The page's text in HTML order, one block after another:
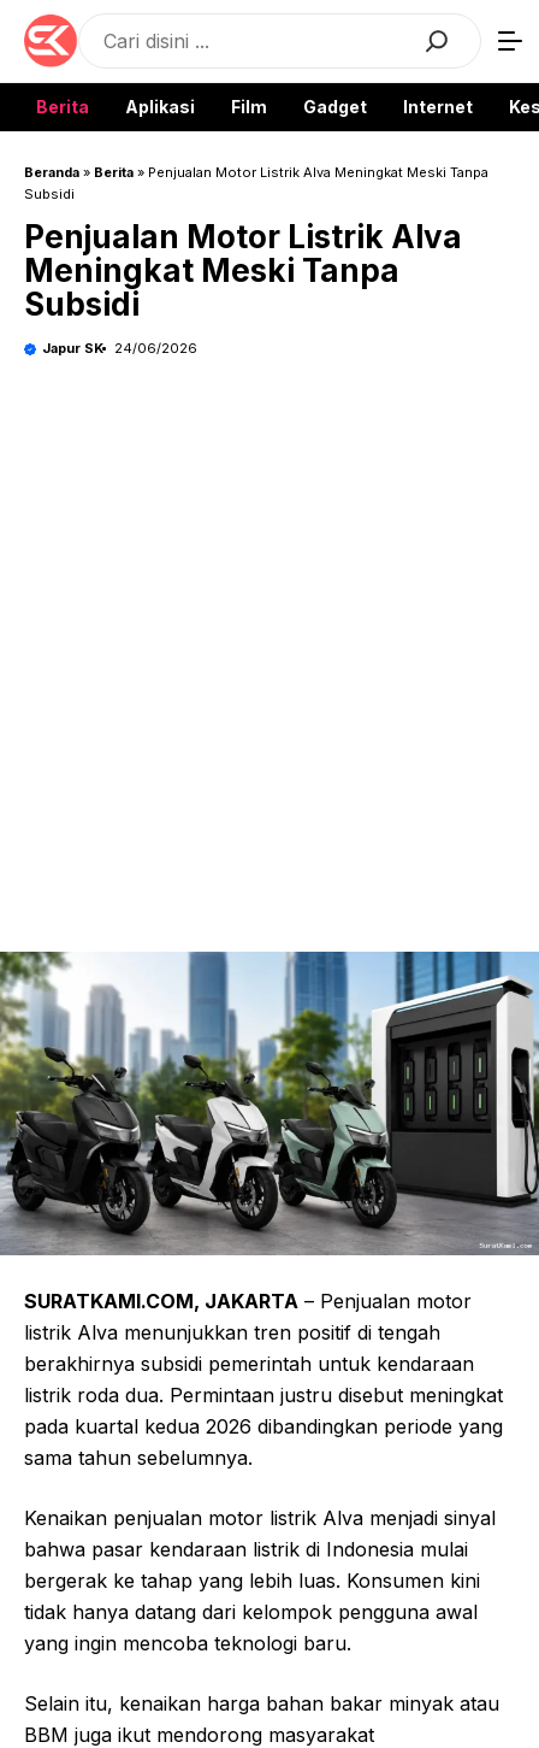
Langsung
Berita Aplikasi Film Gadget Internet
Beranda » Berita » Penjualan Motor Listrik Alva Meningkat Meski Tanpa
Subsidi
Penjualan Motor Listrik Alva
Meningkat Meski Tanpa
Subsidi
Japur SK 24/06/2026
SURATKAMI.COM, JAKARTA – Penjualan motor
listrik Alva menunjukkan tren positif di tengah
berakhirnya subsidi pemerintah untuk kendaraan
listrik roda dua. Permintaan justru disebut meningkat
pada kuartal kedua 2026 dibandingkan periode yang
sama tahun sebelumnya.
Kenaikan penjualan motor listrik Alva menjadi sinyal
bahwa pasar kendaraan listrik di Indonesia mulai
bergerak ke tahap yang lebih luas. Konsumen kini
tidak hanya datang dari kelompok pengguna awal
yang ingin mencoba teknologi baru.
Selain itu, kenaikan harga bahan bakar minyak atau
BBM juga ikut mendorong masyarakat